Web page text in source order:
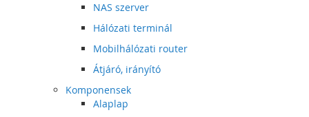
NAS szerver
Hálózati terminál
Mobilhálózati router
Átjáró, irányító
Komponensek
Alaplap